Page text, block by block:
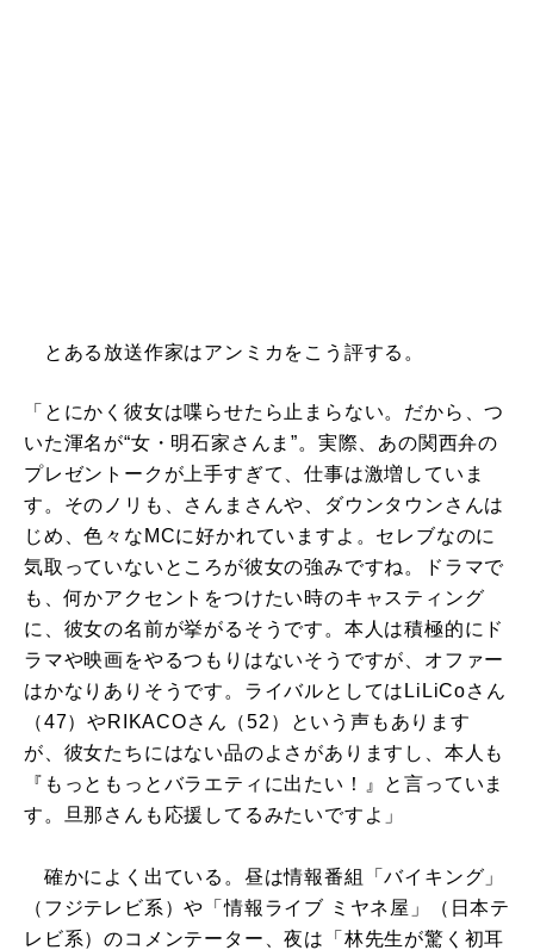
とある放送作家はアンミカをこう評する。
「とにかく彼女は喋らせたら止まらない。だから、つ
いた渾名が“女・明石家さんま”。実際、あの関西弁の
プレゼントークが上手すぎて、仕事は激増していま
す。そのノリも、さんまさんや、ダウンタウンさんは
じめ、色々なMCに好かれていますよ。セレブなのに
気取っていないところが彼女の強みですね。ドラマで
も、何かアクセントをつけたい時のキャスティング
に、彼女の名前が挙がるそうです。本人は積極的にド
ラマや映画をやるつもりはないそうですが、オファー
はかなりありそうです。ライバルとしてはLiLiCoさん
（47）やRIKACOさん（52）という声もあります
が、彼女たちにはない品のよさがありますし、本人も
『もっともっとバラエティに出たい！』と言っていま
す。旦那さんも応援してるみたいですよ」
確かによく出ている。昼は情報番組「バイキング」
（フジテレビ系）や「情報ライブ ミヤネ屋」（日本テ
レビ系）のコメンテーター、夜は「林先生が驚く初耳